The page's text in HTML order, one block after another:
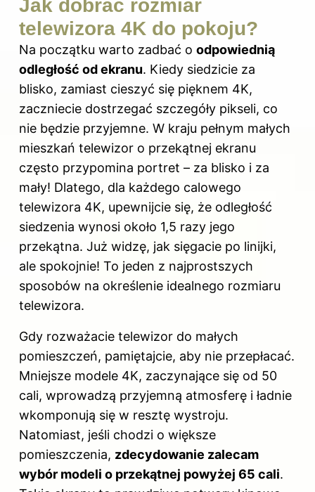
Jak dobrać rozmiar
telewizora 4K do pokoju?
Na początku warto zadbać o odpowiednią
odległość od ekranu. Kiedy siedzicie za
blisko, zamiast cieszyć się pięknem 4K,
zaczniecie dostrzegać szczegóły pikseli, co
nie będzie przyjemne. W kraju pełnym małych
mieszkań telewizor o przekątnej ekranu
często przypomina portret – za blisko i za
mały! Dlatego, dla każdego calowego
telewizora 4K, upewnijcie się, że odległość
siedzenia wynosi około 1,5 razy jego
przekątna. Już widzę, jak sięgacie po linijki,
ale spokojnie! To jeden z najprostszych
sposobów na określenie idealnego rozmiaru
telewizora.
Gdy rozważacie telewizor do małych
pomieszczeń, pamiętajcie, aby nie przepłacać.
Mniejsze modele 4K, zaczynające się od 50
cali, wprowadzą przyjemną atmosferę i ładnie
wkomponują się w resztę wystroju.
Natomiast, jeśli chodzi o większe
pomieszczenia, zdecydowanie zalecam
wybór modeli o przekątnej powyżej 65 cali.